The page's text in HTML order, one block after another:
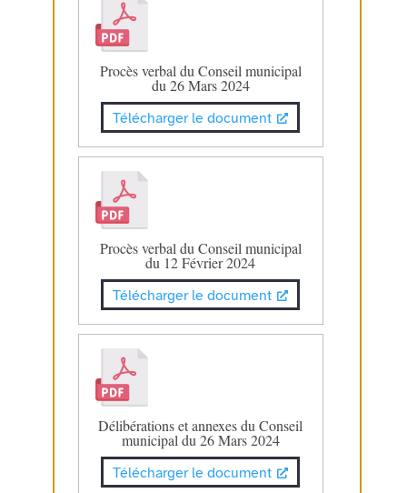
Procès verbal du Conseil municipal
du 26 Mars 2024
Télécharger le document
Procès verbal du Conseil municipal
du 12 Février 2024
Télécharger le document
Délibérations et annexes du Conseil
municipal du 26 Mars 2024
Télécharger le document